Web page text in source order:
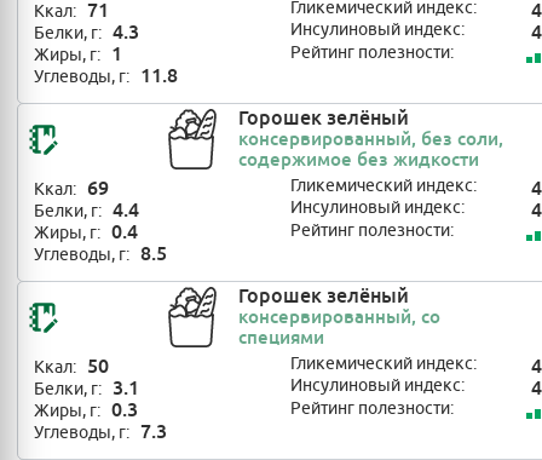
Ккал: 71
Белки, г: 4.3
Жиры, г: 1
Углеводы, г: 11.8
Гликемический индекс:
Инсулиновый индекс:
Рейтинг полезности:
Горошек зелёный
консервированный, без соли,
содержимое без жидкости
Ккал: 69
Белки, г: 4.4
Жиры, г: 0.4
Углеводы, г: 8.5
Гликемический индекс:
Инсулиновый индекс:
Рейтинг полезности:
Горошек зелёный
консервированный, со
специями
Ккал: 50
Белки, г: 3.1
Жиры, г: 0.3
Углеводы, г: 7.3
Гликемический индекс:
Инсулиновый индекс:
Рейтинг полезности: